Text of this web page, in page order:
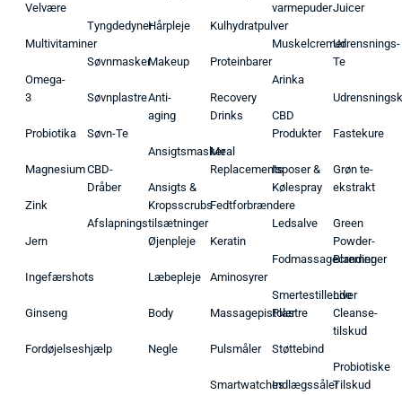
Velvære
Multivitaminer
Omega-
3
Probiotika
Magnesium
Zink
Jern
Ingefærshots
Ginseng
Fordøjelseshjælp
Tyngdedyner
Søvnmasker
Søvnplastre
Søvn-Te
CBD-
Dråber
Afslapningstilsætninger
Hårpleje
Makeup
Anti-
aging
Ansigtsmasker
Ansigts &
Kropsscrubs
Øjenpleje
Læbepleje
Body
Negle
Kulhydratpulver
Proteinbarer
Recovery
Drinks
Meal
Replacements
Fedtforbrændere
Keratin
Aminosyrer
Massagepistoler
Pulsmåler
Smartwatches
varmepuder
Muskelcremer
Arinka
CBD
Produkter
Isposer &
Kølespray
Ledsalve
Fodmassagecremer
Smertestillende
Plastre
Støttebind
Indlægssåler
Juicer
Udrensnings-
Te
Fastekure
Grøn te-
ekstrakt
Green
Powder-
Blandinger
Liver
Cleanse-
tilskud
Probiotiske
Tilskud